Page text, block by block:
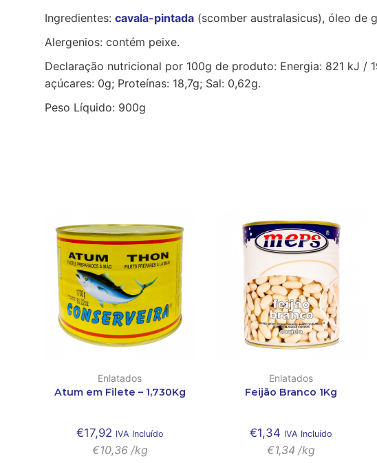
Ingredientes: cavala-pintada(scomber australasicus), óleo de
Alergenios: contém peixe.
Declaração nutricional por 100g de produto: Energia: 821 kJ /
açúcares: 0g; Proteínas: 18,7g; Sal: 0,62g.
Peso Líquido: 900g
Enlatados
Atum em Filete – 1,730Kg
€17,92 IVA Incluído
€10,36 /kg
Enlatados
Feijão Branco 1Kg
€1,34 IVA Incluído
€1,34 /kg